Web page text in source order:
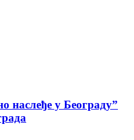
наслеђе у Београду”